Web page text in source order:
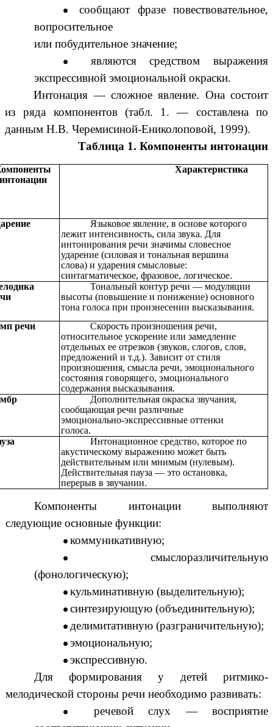
сообщают фразе повествовательное,
вопросительное
или побудительное значение;
являются средством выражения
экспрессивной эмоциональной окраски.
Интонация — сложное явление. Она состоит
из ряда компонентов (табл. 1. — составлена по
данным Н.В. Черемисиной-Ениколоповой, 1999).
Таблица 1. Компоненты интонации
интонации
Характеристика
Языковое явление, в основе которого
лежит интенсивность, сила звука. Для
интонирования речи значимы словесное
ударение (силовая и тональная вершина
слова) и ударения смысловые:
синтагматическое, фразовое, логическое.
Тональный контур речи — модуляции
высоты (повышение и понижение) основного
тона голоса при произнесении высказывания.
речи
Скорость произношения речи,
относительное ускорение или замедление
отдельных ее отрезков (звуков, слогов, слов,
предложений и т.д.). Зависит от стиля
произношения, смысла речи, эмоционального
состояния говорящего, эмоционального
содержания высказывания.
Дополнительная окраска звучания,
сообщающая речи различные
эмоционально-экспрессивные оттенки
голоса.
Интонационное средство, которое по
акустическому выражению может быть
действительным или мнимым (нулевым).
Действительная пауза — это остановка,
перерыв в звучании.
Компоненты интонации выполняют
следующие основные функции:
коммуникативную;
смыслоразличительную
(фонологическую);
кульминативную (выделительную);
синтезирующую (объединительную);
делимитативную (разграничительную);
эмоциональную;
экспрессивную.
Для формирования у детей ритмико-
мелодической стороны речи необходимо развивать:
речевой слух — восприятие